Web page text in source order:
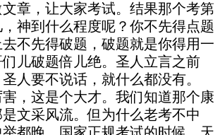
章，让大家考试。结果那个考第
神到什么程度呢？你不先得点题
不先得破题，破题就是你得用一
儿破题倍儿绝。圣人立言之前
人要不说话，就什么都没有。
，这是个大才。我们知道那个康
文采风流。但为什么老考不中